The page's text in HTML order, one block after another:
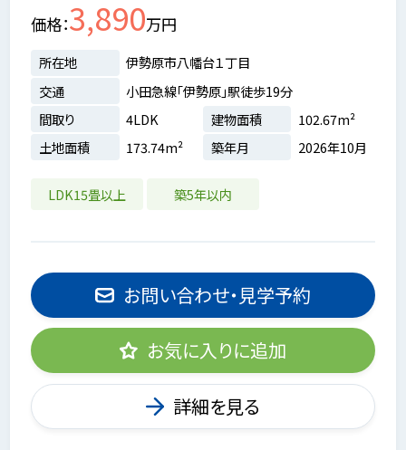
価格 3,890万円
所在地
伊勢原市八幡台１丁目
交通
小田急線「伊勢原」駅徒歩19分
間取り
4LDK 建物面積
102.67m²
土地面積
173.74m² 築年月 2026年10月
LDK15畳以上 築5年以内
お問い合わせ・見学予約
お気に入りに追加
詳細を見る